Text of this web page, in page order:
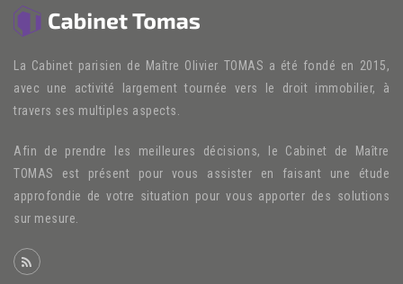
La Cabinet parisien de Maître Olivier TOMAS a été fondé en 2015,
avec une activité largement tournée vers le droit immobilier, à
travers ses multiples aspects.
Afin de prendre les meilleures décisions, le Cabinet de Maître
TOMAS est présent pour vous assister en faisant une étude
approfondie de votre situation pour vous apporter des solutions
sur mesure.